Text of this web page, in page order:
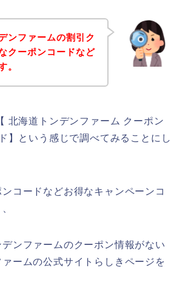
ンファームの割引ク
クーポンコードなど
。
北海道トンデンファーム クーポン
】という感じで調べてみることにし
コードなどお得なキャンペーンコ
ンファームのクーポン情報がない
ームの公式サイトらしきページを